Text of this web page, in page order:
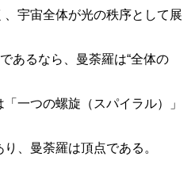
宇宙全体が光の秩序として展
あるなら、曼荼羅は“全体の
一つの螺旋（スパイラル）」
、曼荼羅は頂点である。